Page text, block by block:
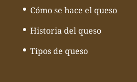
Cómo se hace el queso
Historia del queso
Tipos de queso